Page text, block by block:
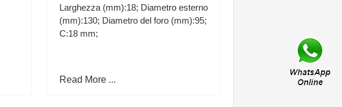
Larghezza (mm):18; Diametro esterno
(mm):130; Diametro del foro (mm):95;
C:18 mm;
Read More ...